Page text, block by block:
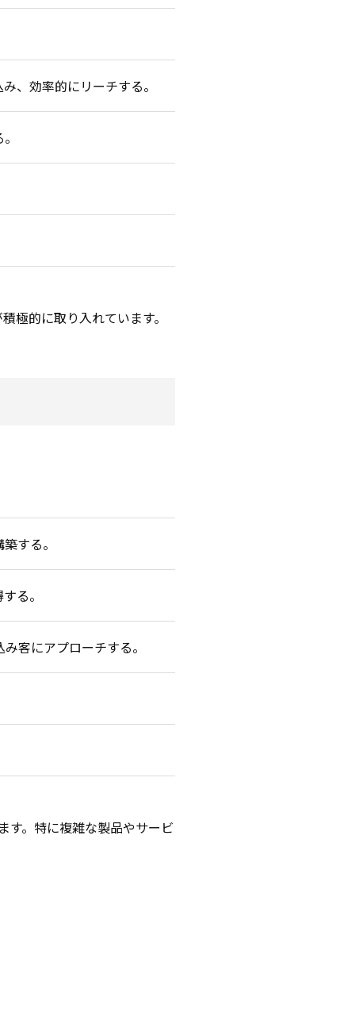
、効率的にリーチする。
極的に取り入れています。
する。
る。
客にアプローチする。
す。特に複雑な製品やサービ